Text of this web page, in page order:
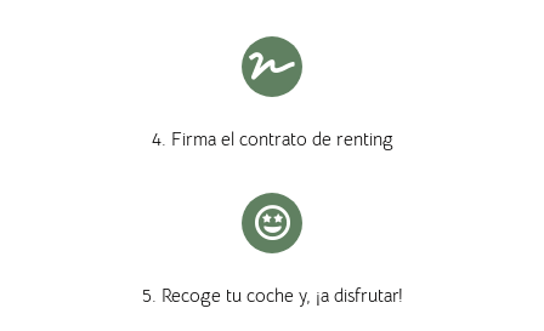
4. Firma el contrato de renting
5. Recoge tu coche y, ¡a disfrutar!